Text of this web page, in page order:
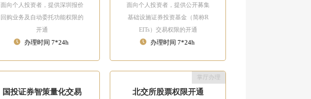
面向个人投资者，提供深圳报价
回购业务及自动委托功能权限的
开通
办理时间 7*24h
面向个人投资者，提供公开募集
基础设施证券投资基金（简称R
EITs）交易权限的开通
办理时间 7*24h
国投证券智策量化交易
北交所股票权限开通
掌厅办理